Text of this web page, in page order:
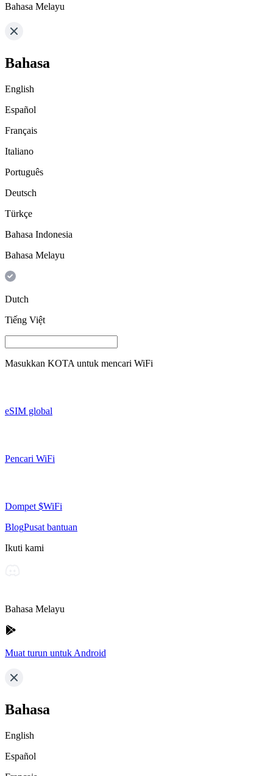
Bahasa Melayu
Bahasa
English
Español
Français
Italiano
Português
Deutsch
Türkçe
Bahasa Indonesia
Bahasa Melayu
Dutch
Tiếng Việt
Masukkan KOTA untuk mencari WiFi
eSIM global
Pencari WiFi
Dompet $WiFi
BlogPusat bantuan
Ikuti kami
Bahasa Melayu
Muat turun untuk Android
Bahasa
English
Español